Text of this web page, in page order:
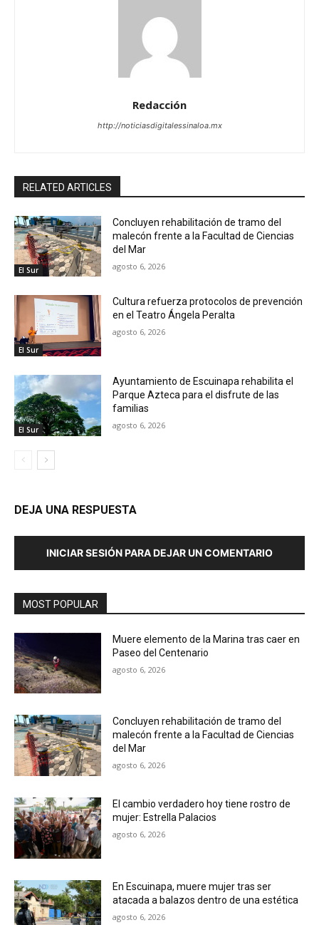
Redacción
http://noticiasdigitalessinaloa.mx
RELATED ARTICLES
El Sur
Concluyen rehabilitación de tramo del
malecón frente a la Facultad de Ciencias
del Mar
agosto 6, 2026
El Sur
Cultura refuerza protocolos de prevención
en el Teatro Ángela Peralta
agosto 6, 2026
El Sur
Ayuntamiento de Escuinapa rehabilita el
Parque Azteca para el disfrute de las
familias
agosto 6, 2026
DEJA UNA RESPUESTA
INICIAR SESIÓN PARA DEJAR UN COMENTARIO
MOST POPULAR
Muere elemento de la Marina tras caer en
Paseo del Centenario
agosto 6, 2026
Concluyen rehabilitación de tramo del
malecón frente a la Facultad de Ciencias
del Mar
agosto 6, 2026
El cambio verdadero hoy tiene rostro de
mujer: Estrella Palacios
agosto 6, 2026
En Escuinapa, muere mujer tras ser
atacada a balazos dentro de una estética
agosto 6, 2026